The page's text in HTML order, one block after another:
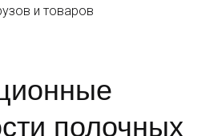
и товаров
полочных